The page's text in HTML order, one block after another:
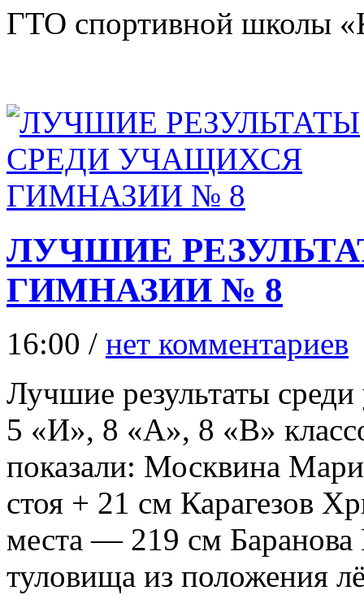
ГТО спортивной школы
ЛУЧШИЕ
ГИМНАЗИИ № 8
16:00 / нет комментариев
Лучшие результаты
5 «И», 8 «А», 8 «В»
показали: Москвина
стоя + 21 см Карагезов
места — 219 см
туловища из положения